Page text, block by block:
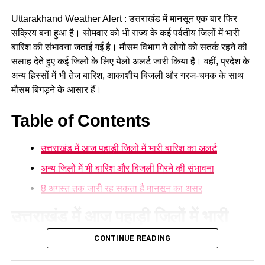
और नदी-नालों के जलस्तर में अचानक बढ़ोतरी जैसी परिस्थितियां पैदा हो
सकती हैं। ऐसे में पहाड़ी मार्गों पर सफर करने वाले लोगों को विशेष सावधानी
बरतने की जरूरत है।
Uttarakhand Weather Alert : उत्तराखंड में मानसून एक बार फिर
सक्रिय बना हुआ है। सोमवार को भी राज्य के कई पर्वतीय जिलों में भारी
बारिश की संभावना जताई गई है। मौसम विभाग ने लोगों को सतर्क रहने की
सलाह देते हुए कई जिलों के लिए येलो अलर्ट जारी किया है। वहीं, प्रदेश के
अन्य हिस्सों में भी तेज बारिश, आकाशीय बिजली और गरज-चमक के साथ
मौसम बिगड़ने के आसार हैं।
Table of Contents
उत्तराखंड में आज पहाड़ी जिलों में भारी बारिश का अलर्ट
अन्य जिलों में भी बारिश और बिजली गिरने की संभावना
8 अगस्त तक जारी रह सकता है मानसून का असर
बारिश का अलर्टCONTINUE READING